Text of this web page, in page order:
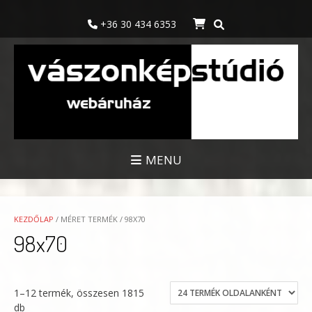
content
+36 30 434 6353
MENU
KEZDŐLAP / MÉRET TERMÉK / 98X70
98x70
1–12 termék, összesen 1815
db